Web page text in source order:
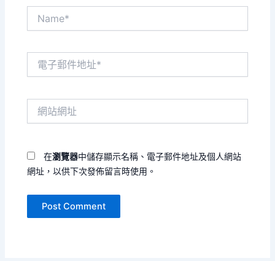
在瀏覽器中儲存顯示名稱、電子郵件地址及個人網站
網址，以供下次發佈留言時使用。